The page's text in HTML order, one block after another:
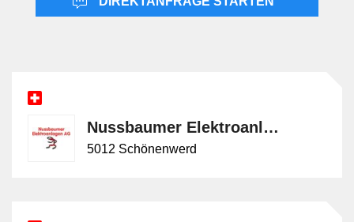
nur klassische Aufenthaltsräume.
Nussbaumer Elektroanlagen AG
5012 Schönenwerd